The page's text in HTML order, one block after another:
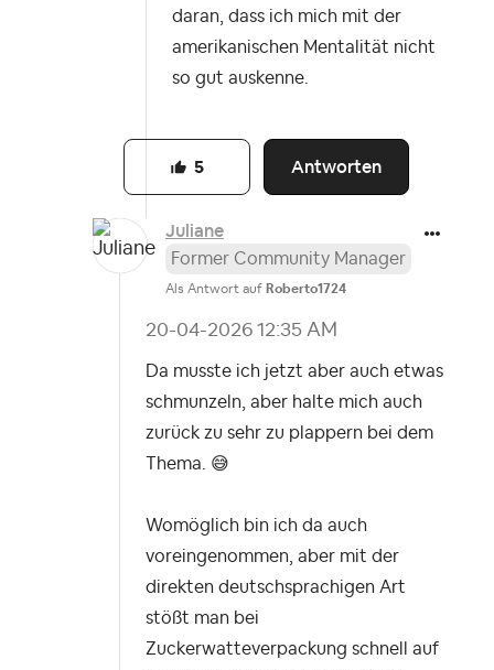
daran, dass ich mich mit der
amerikanischen Mentalität nicht
so gut auskenne.
Antworten
5
Juliane
Former Community Manager
Als Antwort auf Roberto1724
‎20-04-2026 12:35 AM
Da musste ich jetzt aber auch etwas
schmunzeln, aber halte mich auch
zurück zu sehr zu plappern bei dem
Thema. 😅
Womöglich bin ich da auch
voreingenommen, aber mit der
direkten deutschsprachigen Art
stößt man bei
Zuckerwatteverpackung schnell auf